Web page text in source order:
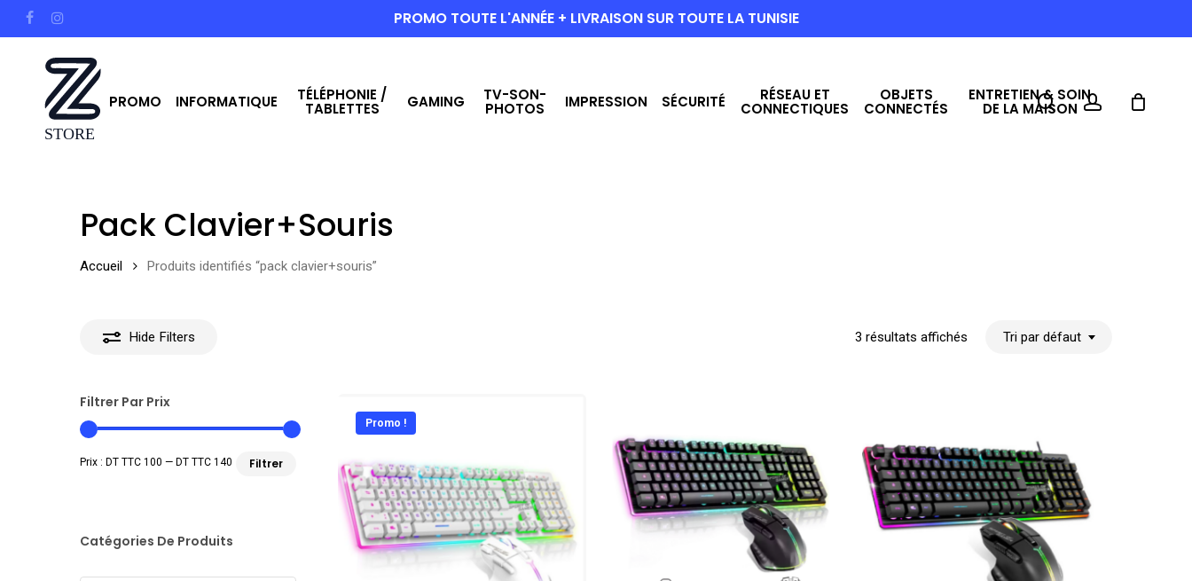
to
facebookinstagram PROMO TOUTE L'ANNÉE + LIVRAISON SUR TOUTE LA TUNISIE
PROMO INFORMATIQUE TÉLÉPHONIE /
TABLETTES GAMING TV-SON-
PHOTOS IMPRESSION SÉCURITÉ RÉSEAU ET
CONNECTIQUES
OBJETS
CONNECTÉS
ENTRETIEN & SOIN
DE LA MAISONsearchaccount
Pack Clavier+souris
Accueil Produits identifiés “pack clavier+souris”
Hide Filters 3 résultats affichés Tri par défaut
Filtrer Par Prix
Filtrer
Prix : DT TTC 100 — DT TTC 140
Catégories De Produits
Promo !